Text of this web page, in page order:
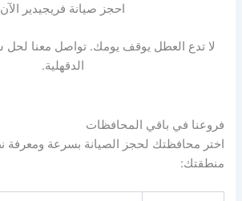
احجز صيانة فريجيدير الآن
لا تدع العطل يوقف يومك. تواصل معنا
الدقهلية.
فروعنا في باقي المحافظات
اختر محافظتك لحجز الصيانة بسرعة ومعرفة
منطقتك: